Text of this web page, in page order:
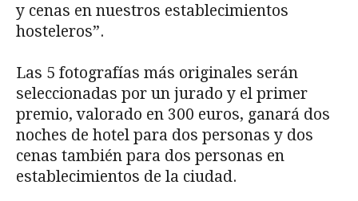
y cenas en nuestros establecimientos
hosteleros”.
Las 5 fotografías más originales serán
seleccionadas por un jurado y el primer
premio, valorado en 300 euros, ganará dos
noches de hotel para dos personas y dos
cenas también para dos personas en
establecimientos de la ciudad.